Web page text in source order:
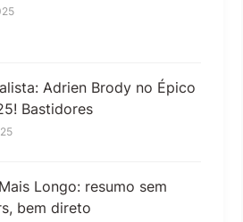
Adrien Brody no Épico
Bastidores
Longo: resumo sem
bem direto